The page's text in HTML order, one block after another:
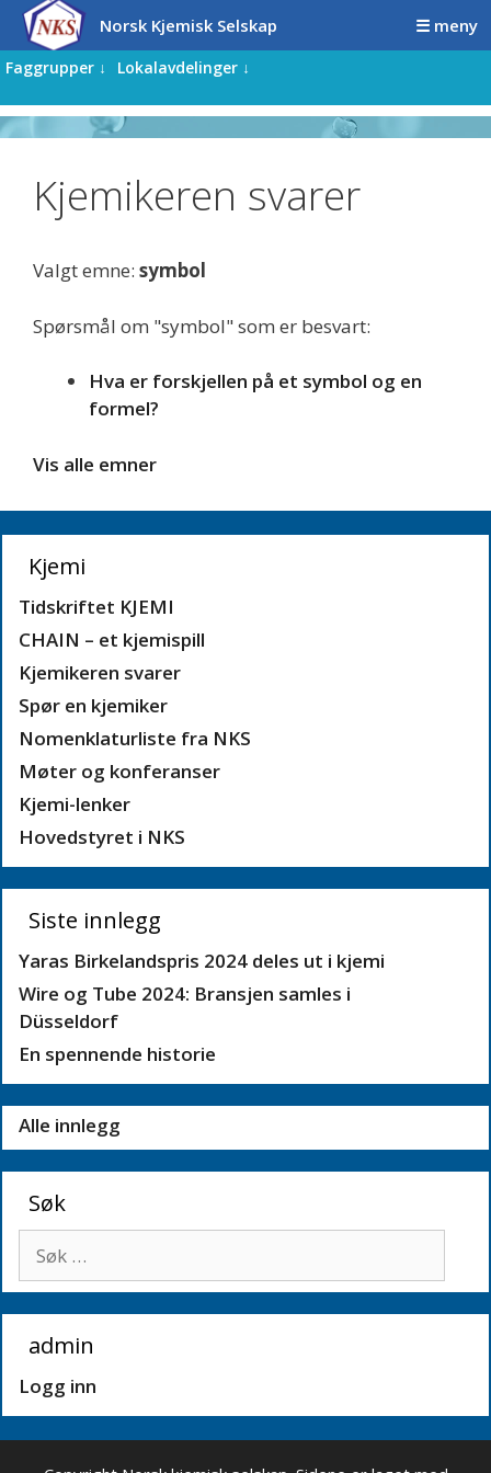
Hopp
innhold
Hopp
innhold
Norsk Kjemisk Selskap ☰ meny
Faggrupper ↓ Lokalavdelinger ↓
Kjemikeren svarer
Valgt emne: symbol
Spørsmål om "symbol" som er besvart:
Hva er forskjellen på et symbol og en
formel?
Vis alle emner
Kjemi
Tidskriftet KJEMI
CHAIN – et kjemispill
Kjemikeren svarer
Spør en kjemiker
Nomenklaturliste fra NKS
Møter og konferanser
Kjemi-lenker
Hovedstyret i NKS
Siste innlegg
Yaras Birkelandspris 2024 deles ut i kjemi
Wire og Tube 2024: Bransjen samles i
Düsseldorf
En spennende historie
Alle innlegg
Søk
etter:
admin
Logg inn